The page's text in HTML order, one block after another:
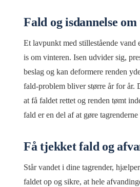
Fald og isdannelse
Et lavpunkt med stillestående vand
is om vinteren. Isen udvider sig,
beslag og kan deformere renden
fald-problem bliver større år for år.
at få faldet rettet og renden tømt
fald er en del af at gøre
Få tjekket fald og
Står vandet i dine tagrender,
faldet op og sikre, at hele